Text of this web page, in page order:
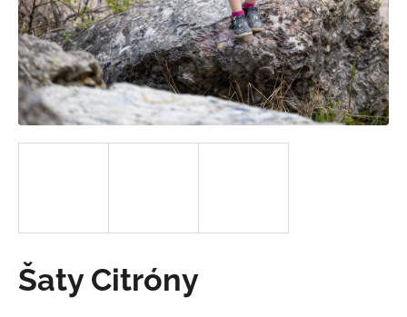
Šaty Citróny
a
j
í
t
?
D